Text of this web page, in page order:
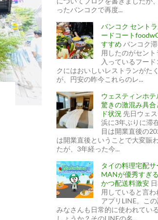
ったバンコクで再度...
バンコク セント
ードコート
すすめ バンコク
用したのがセン
入っているフー
クにはおいしいレストランがた
が、円安の昨今これらのレ...
ウェスティンホテ
驚きの激混み具
ド状況 先日ウェ
浜に3年ぶりに滞
目は開業直後の
は開業直後ということで大変賑
たが、3年経った今...
タイの料理宅配
MANが優秀すぎ
かつ配送料激安
用していると言
アプリLINE。こ
みなさんも日常的に使われてい
しょうか？そのLINEの名...